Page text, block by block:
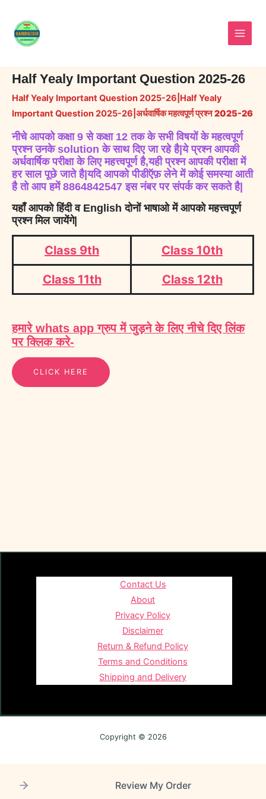
content
Half Yealy Important Question 2025-26
Half Yealy Important Question 2025-26|Half Yealy
Important Question 2025-26|अर्धवार्षिक महत्वपूर्ण प्रश्न2025-26
नीचे आपको कक्षा 9 से कक्षा 12 तक के सभी विषयों के महत्वपूर्ण
प्रश्न उनके solution के साथ दिए जा रहे है|ये प्रश्न आपकी
अर्धवार्षिक परीक्षा के लिए महत्त्वपूर्ण है,यही प्रश्न आपकी परीक्षा में
हर साल पूछे जाते है|यदि आपको पीडीऍफ़ लेने में कोई समस्या आती
है तो आप हमें 8864842547 इस नंबर पर संपर्क कर सकते है|
यहाँ आपको हिंदी व English दोनों भाषाओ में आपको महत्त्वपूर्ण
प्रश्न मिल जायेंगे|
Class 9th Class 10th
Class 11th Class 12th
हमारे whats app ग्रुप में जुड़ने के लिए नीचे दिए लिंक
पर क्लिक करे-
CLICK HERE
Contact Us
About
Privacy Policy
Disclaimer
Return & Refund Policy
Terms and Conditions
Shipping and Delivery
Copyright © 2026
Review My Order